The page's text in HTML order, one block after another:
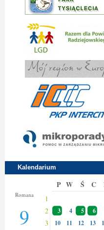
Kalendarium
Romana
9
P W Ś C
1
2 3 4 5 6
3 10 11 12 13